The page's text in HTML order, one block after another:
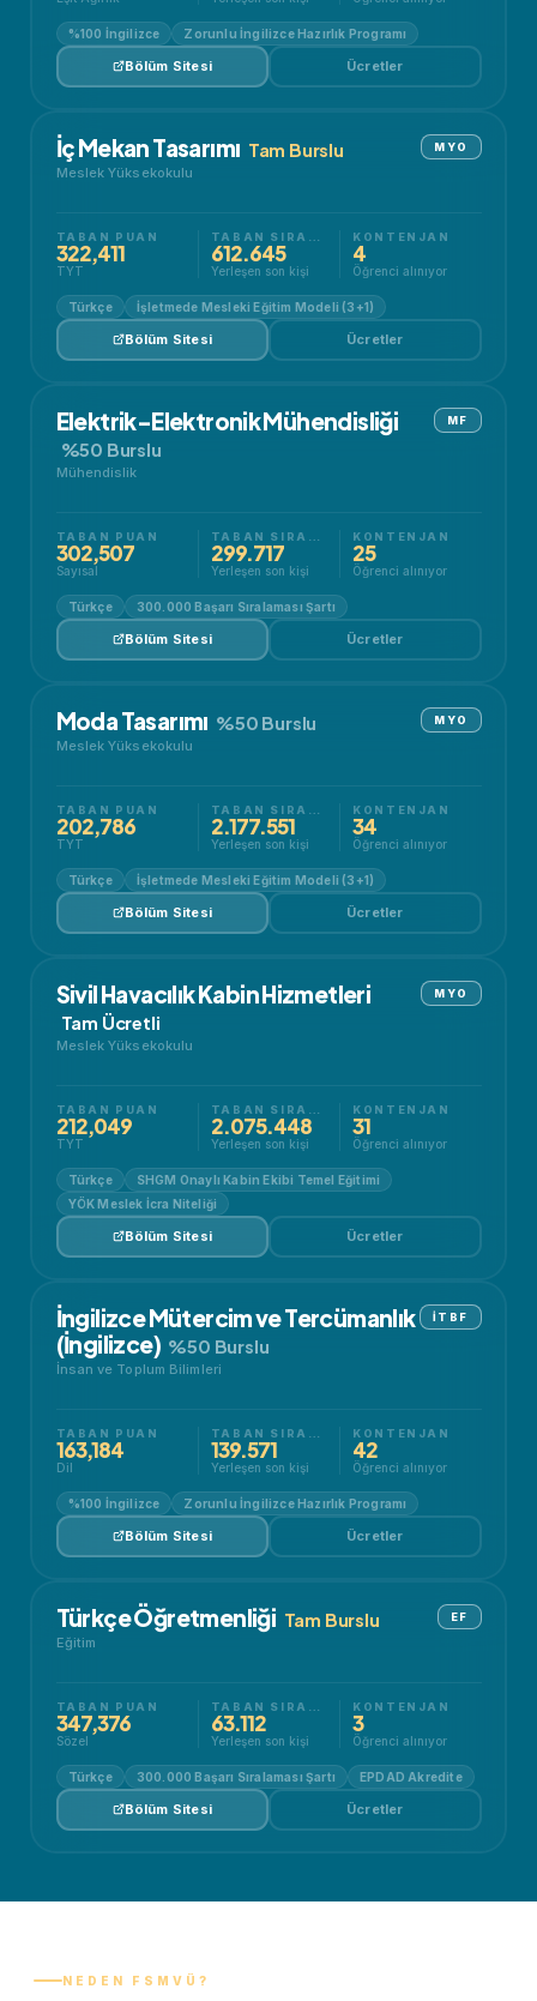
%100 İngilizce Zorunlu İngilizce Hazırlık Programı
Bölüm Sitesi Ücretler
İç Mekan Tasarımı Tam Burslu
Meslek Yüksekokulu
MYO
TABAN PUAN
322,411
TYT
612.645
Yerleşen son kişi
KONTENJAN
4
Öğrenci alınıyor
Türkçe İşletmede Mesleki Eğitim Modeli (3+1)
Bölüm Sitesi Ücretler
Elektrik-Elektronik Mühendisliği
%50 Burslu
Mühendislik
MF
TABAN PUAN
302,507
Sayısal
299.717
Yerleşen son kişi
KONTENJAN
25
Öğrenci alınıyor
Türkçe 300.000 Başarı Sıralaması Şartı
Bölüm Sitesi Ücretler
Moda Tasarımı %50 Burslu
Meslek Yüksekokulu
MYO
TABAN PUAN
202,786
TYT
2.177.551
Yerleşen son kişi
KONTENJAN
34
Öğrenci alınıyor
Türkçe İşletmede Mesleki Eğitim Modeli (3+1)
Bölüm Sitesi Ücretler
Sivil Havacılık Kabin Hizmetleri
Tam Ücretli
Meslek Yüksekokulu
MYO
TABAN PUAN
212,049
TYT
2.075.448
Yerleşen son kişi
KONTENJAN
31
Öğrenci alınıyor
Türkçe
SHGM Onaylı Kabin Ekibi Temel Eğitimi
YÖK Meslek İcra Niteliği
Bölüm Sitesi Ücretler
İngilizce Mütercim ve Tercümanlık
(İngilizce) %50 Burslu
İnsan ve Toplum Bilimleri
İTBF
TABAN PUAN
163,184
Dil
139.571
Yerleşen son kişi
KONTENJAN
42
Öğrenci alınıyor
%100 İngilizce Zorunlu İngilizce Hazırlık Programı
Bölüm Sitesi Ücretler
Türkçe Öğretmenliği Tam Burslu
Eğitim
EF
TABAN PUAN
347,376
Sözel
63.112
Yerleşen son kişi
KONTENJAN
3
Öğrenci alınıyor
Türkçe 300.000 Başarı Sıralaması Şartı EPDAD Akredite
Bölüm Sitesi Ücretler
NEDEN FSMVÜ?